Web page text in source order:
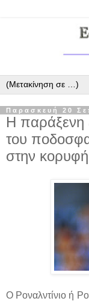
Παρασκευή 20
Η παράξενη
του
στην
Ο Ροναλντίνιο ή